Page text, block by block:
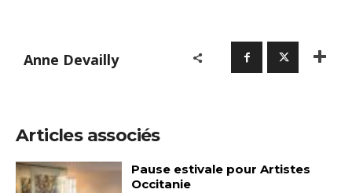
Anne Devailly
Articles associés
Pause estivale pour Artistes
Occitanie